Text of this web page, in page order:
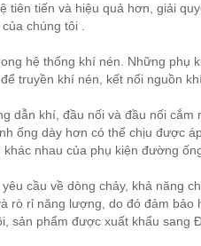
tiến và hiệu quả hơn, giải
chúng tôi .
hệ thống khí nén. Những
truyền khí nén, kết nối nguồn
dẫn khí, đầu nối và đầu nối
ống dày hơn có thể chịu được
nhau của phụ kiện đường
cầu về dòng chảy, khả năng
rò rỉ năng lượng, do đó đảm
sản phẩm được xuất khẩu sang